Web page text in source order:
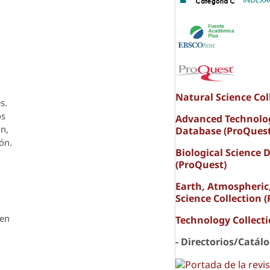
Natural Science
Advanced
Database
Biological Science
(ProQuest)
Earth,
Science Collection
Technology
- Directorios/